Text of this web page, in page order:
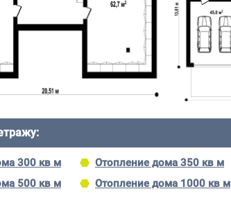
300 кв м
Отопление дома 350 кв м
500 кв м
Отопление дома 1000 кв м